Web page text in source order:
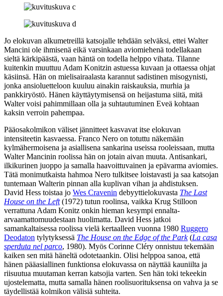
Jo elokuvan alkumetreillä katsojalle tehdään selväksi, ettei Walter
Mancini ole ihmisenä eikä varsinkaan aviomiehenä todellakaan
sieltä kärkipäästä, vaan häntä on todella helppo vihata. Tilanne
kuitenkin muuttuu Adam Konitzin astuessa kuvaan ja ottaessa ohjat
käsiinsä. Hän on mielisairaalasta karannut sadistinen misogynisti,
jonka ansioluetteloon kuuluu ainakin raiskauksia, murhia ja
pankkiryöstö. Hänen käyttäytymisensä on heijastuma siitä, mitä
Walter voisi pahimmillaan olla ja suhtautuminen Eveä kohtaan
kaksin verroin pahempaa.
Pääosakolmikon väliset jännitteet kasvavat itse elokuvan
intensiteetin kasvaessa. Franco Nero on totuttu näkemään
kylmähermoisena ja asiallisena sankarina useissa rooleissaan, mutta
Walter Mancinin roolissa hän on jotain aivan muuta. Antisankari,
ilkikurinen juoppo ja samalla haavoittuvainen ja epävarma aviomies.
Tätä monimutkaista hahmoa Nero tulkitsee loistavasti ja saa katsojan
tuntemaan Walterin pinnan alla kuplivan vihan ja ahdistuksen.
David Hess toistaa jo Wes Cravenin debyyttielokuvasta The Last
House on the Left(1972) tutun roolinsa, vaikka Krug Stilloon
verrattuna Adam Konitz onkin hieman kesympi ennalta-
arvaamattomuudestaan huolimatta. David Hess jatkoi
samankaltaisessa roolissa vielä kertaalleen vuonna 1980 Ruggero
Deodaton tylytyksessä The House on the Edge of the Park(La casa
sperduta nel parco, 1980). Myös Corinne Cléry onnistuu tekemään
kaiken sen mitä häneltä odotetaankin. Olisi helppoa sanoa, että
hänen pääasiallinen funktionsa elokuvassa on näyttää kauniilta ja
riisuutua muutaman kerran katsojia varten. Sen hän toki tekeekin
ujostelematta, mutta samalla hänen roolisuorituksensa on vahva ja se
täydellistää kolmikon välisiä suhteita.